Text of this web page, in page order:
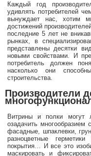
Каждый год
удивлять потребителей
вынуждает нас, хотим
достижений
последние 5 лет не
рынках, в
представлены десятки
новыми свойствами. И
потребитель должен
насколько они
строительства.
Производители
Витрины и полки могут
озадачить многообразием
фасадные, шпаклевки,
разноцветные
покрытия… И все это
маскировать и